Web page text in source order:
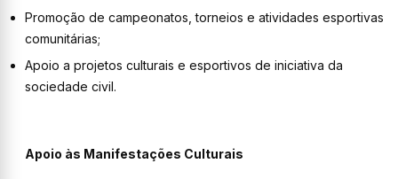
Promoção de campeonatos, torneios e atividades esportivas
comunitárias;
Apoio a projetos culturais e esportivos de iniciativa da
sociedade civil.
Apoio às Manifestações Culturais